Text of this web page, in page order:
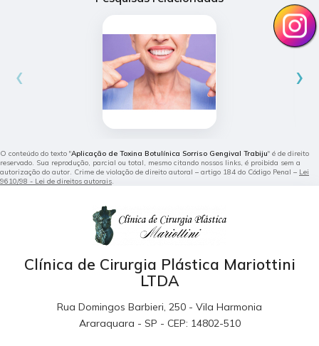
‹ ›
O conteúdo do texto "Aplicação de Toxina Botulínica Sorriso Gengival Trabiju" é de direito
reservado. Sua reprodução, parcial ou total, mesmo citando nossos links, é proibida sem a
autorização do autor. Crime de violação de direito autoral – artigo 184 do Código Penal – Lei
9610/98 - Lei de direitos autorais.
Clínica de Cirurgia Plástica Mariottini
LTDA
Rua Domingos Barbieri, 250 - Vila Harmonia
Araraquara - SP - CEP: 14802-510